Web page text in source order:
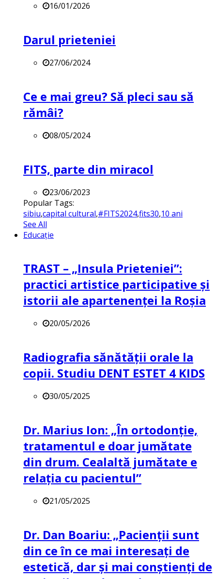
16/01/2026
Darul prieteniei
27/06/2024
Ce e mai greu? Să pleci sau să
rămâi?
08/05/2024
FITS, parte din miracol
23/06/2023
Popular Tags:
sibiu,capital cultural,#FITS2024,fits30,10 ani
See All
Educație
TRAST – „Insula Prieteniei”:
practici artistice participative și
istorii ale apartenenței la Roșia
20/05/2026
Radiografia sănătății orale la
copii. Studiu DENT ESTET 4 KIDS
30/05/2025
Dr. Marius Ion: „În ortodonție,
tratamentul e doar jumătate
din drum. Cealaltă jumătate e
relația cu pacientul”
21/05/2025
Dr. Dan Boariu: „Pacienții sunt
din ce în ce mai interesați de
estetică, dar și mai conștienți de